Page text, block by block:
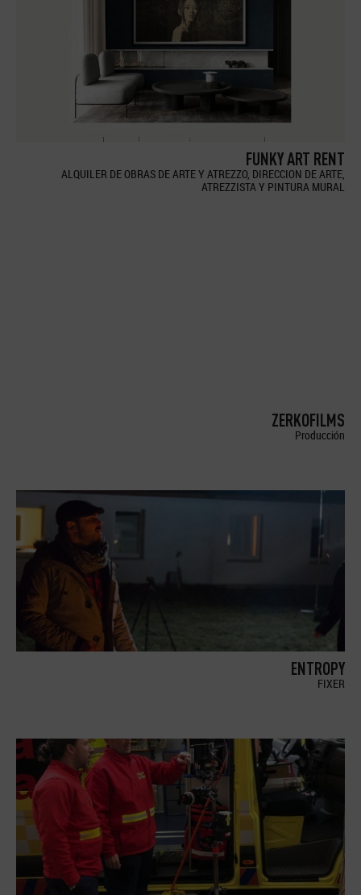
FUNKY ART RENT
ALQUILER DE OBRAS DE ARTE Y ATREZZO, DIRECCION DE ARTE,
ATREZZISTA Y PINTURA MURAL
ZERKOFILMS
Producción
ENTROPY
FIXER